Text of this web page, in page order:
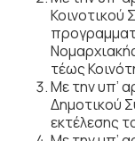
Κοινοτικού
τέως
Με την υπ’
Δημοτικού
εκτέλεσης